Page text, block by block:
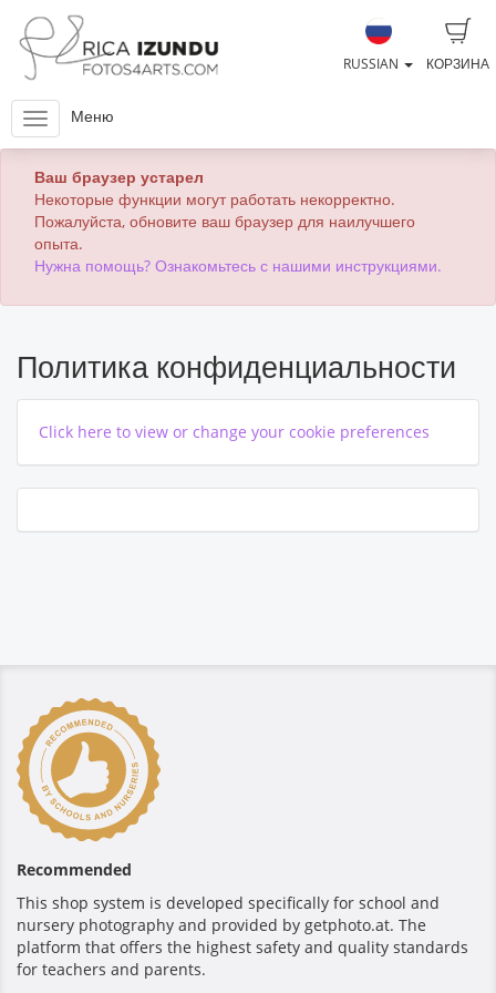
КОРЗИНА
RUSSIAN
Меню
Ваш браузер устарел
Некоторые функции могут работать некорректно.
Пожалуйста, обновите ваш браузер для наилучшего
опыта.
Нужна помощь? Ознакомьтесь с нашими инструкциями.
Политика конфиденциальности
Click here to view or change your cookie preferences
Recommended
This shop system is developed specifically for school and
nursery photography and provided by getphoto.at. The
platform that offers the highest safety and quality standards
for teachers and parents.